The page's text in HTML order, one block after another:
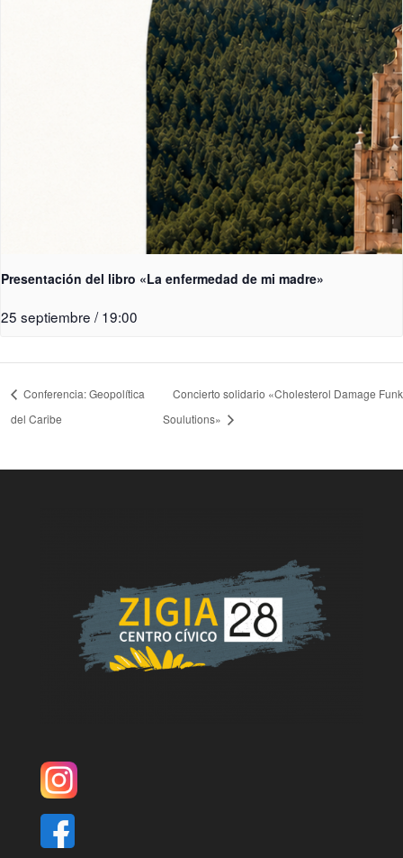
Presentación del libro «La enfermedad de mi madre»
25 septiembre / 19:00
Conferencia: Geopolítica
del Caribe
Concierto solidario «Cholesterol Damage Funk
Soulutions»